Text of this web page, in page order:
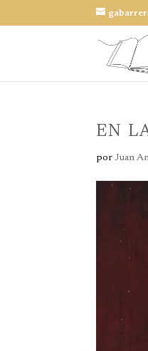
EN
por Juan